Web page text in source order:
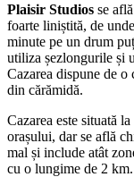
Plaisir Studios se
foarte liniștită, de
minute pe un drum
utiliza șezlongurile și
Cazarea dispune de
din cărămidă.
Cazarea este situată
orașului, dar se află
mal și include atât
cu o lungime de 2 km.